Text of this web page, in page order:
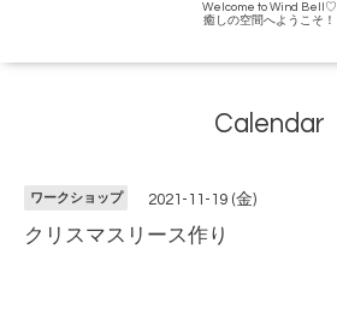
Welcome to Wind Bell♡
癒しの空間へようこそ！
Calendar
ワークショップ 2021-11-19 (金)
クリスマスリース作り